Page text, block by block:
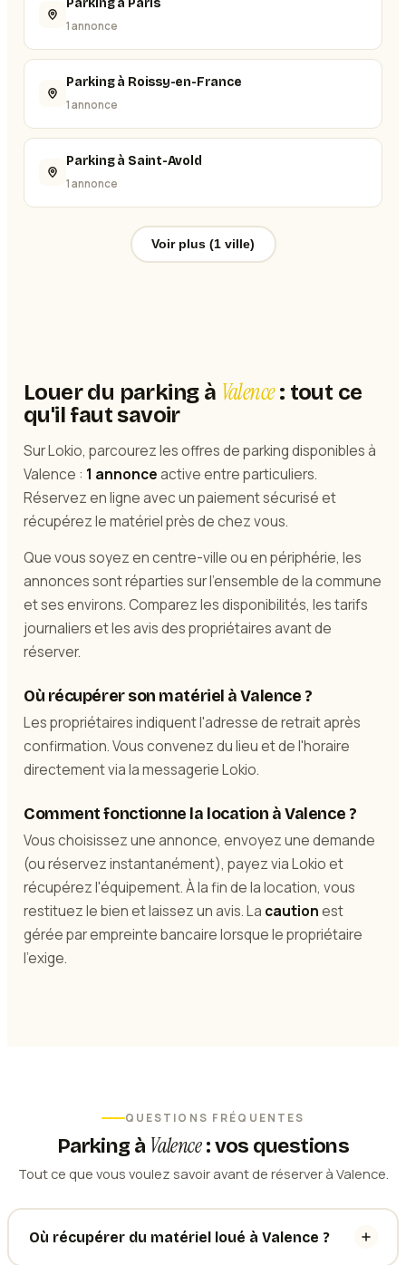
Parking à Paris
1 annonce
Parking à Roissy-en-France
1 annonce
Parking à Saint-Avold
1 annonce
Voir plus (1 ville)
Louer du parking à Valence: tout ce
qu'il faut savoir
Sur Lokio, parcourez les offres de parking disponibles à
Valence : 1 annonceactive entre particuliers.
Réservez en ligne avec un paiement sécurisé et
récupérez le matériel près de chez vous.
Que vous soyez en centre-ville ou en périphérie, les
annonces sont réparties sur l'ensemble de la commune
et ses environs. Comparez les disponibilités, les tarifs
journaliers et les avis des propriétaires avant de
réserver.
Où récupérer son matériel à Valence ?
Les propriétaires indiquent l'adresse de retrait après
confirmation. Vous convenez du lieu et de l'horaire
directement via la messagerie Lokio.
Comment fonctionne la location à Valence ?
Vous choisissez une annonce, envoyez une demande
(ou réservez instantanément), payez via Lokio et
récupérez l'équipement. À la fin de la location, vous
restituez le bien et laissez un avis. La cautionest
gérée par empreinte bancaire lorsque le propriétaire
l'exige.
QUESTIONS FRÉQUENTES
Parkingà Valence: vos questions
Tout ce que vous voulez savoir avant de réserver à Valence.
Où récupérer du matériel loué à Valence ?